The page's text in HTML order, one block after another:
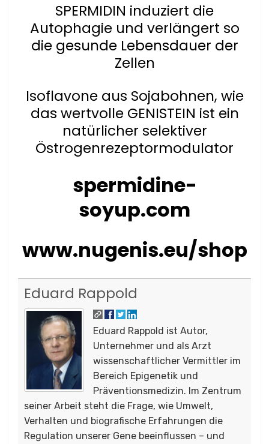
SPERMIDIN induziert die
Autophagie und verlängert so
die gesunde Lebens­dauer der
Zellen
Isoflavone aus Sojabohnen, wie
das wertvolle GENISTEIN ist ein
natürlicher selektiver
Östrogenrezeptormodulator
spermidine-
soyup.com
www.nugenis.eu/shop
Eduard Rappold
Eduard Rappold ist Autor,
Unternehmer und als Arzt
wissenschaftlicher Vermittler im
Bereich Epigenetik und
Präventionsmedizin. Im Zentrum
seiner Arbeit steht die Frage, wie Umwelt,
Verhalten und biografische Erfahrungen die
Regulation unserer Gene beeinflussen – und